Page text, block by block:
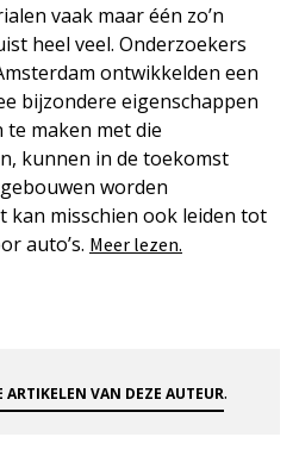
vaak maar één zo’n
heel veel. Onderzoekers
ontwikkelden een
bijzondere eigenschappen
maken met die
kunnen in de toekomst
worden
kan misschien ook leiden tot
auto’s. Meer lezen.
ARTIKELEN VAN DEZE AUTEUR.